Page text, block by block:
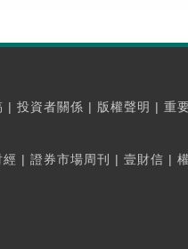
| 投資者關係 | 版權聲明 | 重
經 | 證券市場周刊 | 壹財信 |